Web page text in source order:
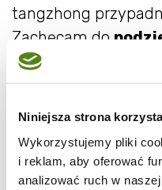
Niniejsza strona
Wykorzystujemy pliki
i reklam, aby oferować
analizować ruch w
tangzhong
Zachęcam do
doświadczeniami
komentarzach.
wyszły bułeczki i
macie swoje
wypieki? Czekam